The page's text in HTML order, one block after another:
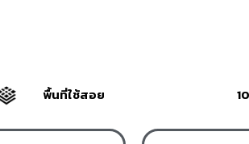
พื้นที่ใช้สอย